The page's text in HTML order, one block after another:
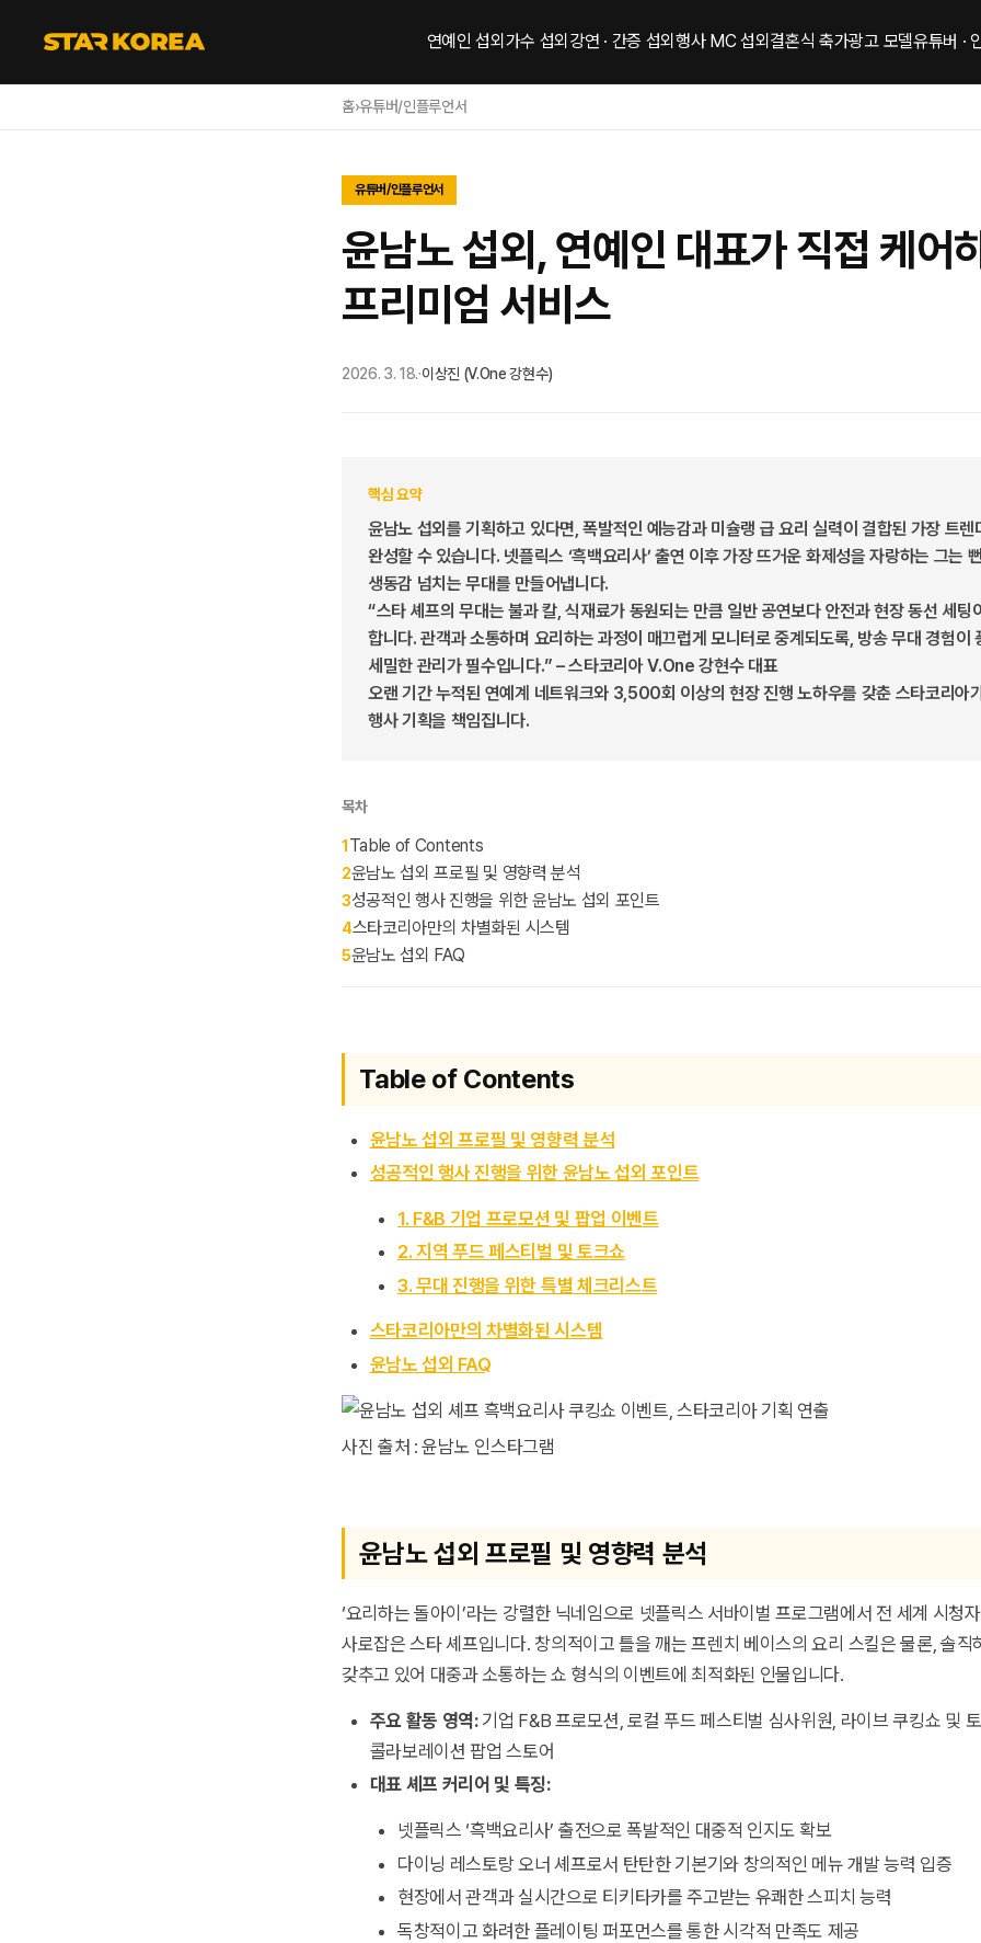
연예인 섭외 가수 섭외 강연 · 간증 섭외 행사 MC 섭외 결혼식 축가광고 모델유튜버 ·
홈›유튜버/인플루언서
유튜버/인플루언서
윤남노 섭외, 연예인 대표가 직접 케어
프리미엄 서비스
2026. 3. 18.·이상진 (V.One 강현수)
핵심 요약
윤남노 섭외를 기획하고 있다면, 폭발적인 예능감과 미슐랭 급 요리 실력이 결합된 가장 트
완성할 수 있습니다. 넷플릭스 ‘흑백요리사’ 출연 이후 가장 뜨거운 화제성을 자랑하는 그는
생동감 넘치는 무대를 만들어냅니다.
“스타 셰프의 무대는 불과 칼, 식재료가 동원되는 만큼 일반 공연보다 안전과 현장 동선 세팅
합니다. 관객과 소통하며 요리하는 과정이 매끄럽게 모니터로 중계되도록, 방송 무대 경험이
세밀한 관리가 필수입니다.” – 스타코리아 V.One 강현수 대표
오랜 기간 누적된 연예계 네트워크와 3,500회 이상의 현장 진행 노하우를 갖춘 스타코리아
행사 기획을 책임집니다.
목차
1 Table of Contents
2윤남노 섭외 프로필 및 영향력 분석
3성공적인 행사 진행을 위한 윤남노 섭외 포인트
4스타코리아만의 차별화된 시스템
5윤남노 섭외 FAQ
Table of Contents
윤남노 섭외 프로필 및 영향력 분석
성공적인 행사 진행을 위한 윤남노 섭외 포인트
1. F&B 기업 프로모션 및 팝업 이벤트
2. 지역 푸드 페스티벌 및 토크쇼
3. 무대 진행을 위한 특별 체크리스트
스타코리아만의 차별화된 시스템
윤남노 섭외 FAQ
사진 출처 : 윤남노 인스타그램
윤남노 섭외 프로필 및 영향력 분석
‘요리하는 돌아이’라는 강렬한 닉네임으로 넷플릭스 서바이벌 프로그램에서 전 세계 시청
사로잡은 스타 셰프입니다. 창의적이고 틀을 깨는 프렌치 베이스의 요리 스킬은 물론, 솔직
갖추고 있어 대중과 소통하는 쇼 형식의 이벤트에 최적화된 인물입니다.
주요 활동 영역:기업 F&B 프로모션, 로컬 푸드 페스티벌 심사위원, 라이브 쿠킹쇼 및
콜라보레이션 팝업 스토어
대표 셰프 커리어 및 특징:
넷플릭스 ‘흑백요리사’ 출전으로 폭발적인 대중적 인지도 확보
다이닝 레스토랑 오너 셰프로서 탄탄한 기본기와 창의적인 메뉴 개발 능력 입증
현장에서 관객과 실시간으로 티키타카를 주고받는 유쾌한 스피치 능력
독창적이고 화려한 플레이팅 퍼포먼스를 통한 시각적 만족도 제공